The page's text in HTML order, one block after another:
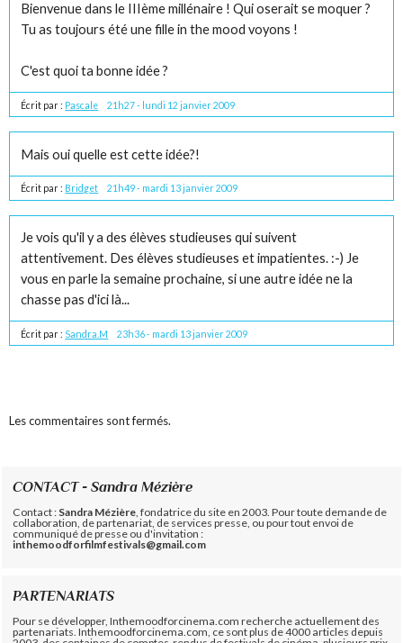
Bienvenue dans le IIIème millénaire ! Qui oserait se moquer ?
Tu as toujours été une fille in the mood voyons !
C'est quoi ta bonne idée ?
Écrit par : Pascale 21h27- lundi 12 janvier 2009
Mais oui quelle est cette idée?!
Écrit par : Bridget 21h49- mardi 13 janvier 2009
Je vois qu'il y a des élèves studieuses qui suivent
attentivement. Des élèves studieuses et impatientes. :-) Je
vous en parle la semaine prochaine, si une autre idée ne la
chasse pas d'ici là...
Écrit par : Sandra.M 23h36- mardi 13 janvier 2009
Les commentaires sont fermés.
CONTACT - Sandra Mézière
Contact : Sandra Mézière , fondatrice du site en 2003. Pour toute demande de
collaboration, de partenariat, de services presse, ou pour tout envoi de
communiqué de presse ou d'invitation :
inthemoodforfilmfestivals@gmail.com
PARTENARIATS
Pour se développer, Inthemoodforcinema.com recherche actuellement des
partenariats. Inthemoodforcinema.com, ce sont plus de 4000 articles depuis